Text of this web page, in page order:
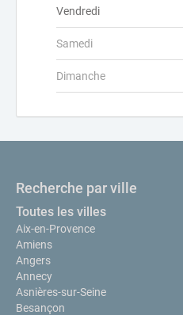
Vendredi
Samedi
Dimanche
Recherche par ville
Toutes les villes
Aix-en-Provence
Amiens
Angers
Annecy
Asnières-sur-Seine
Besançon